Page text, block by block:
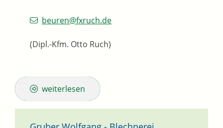
beuren@fxruch.de
(Dipl.-Kfm. Otto Ruch)
weiterlesen